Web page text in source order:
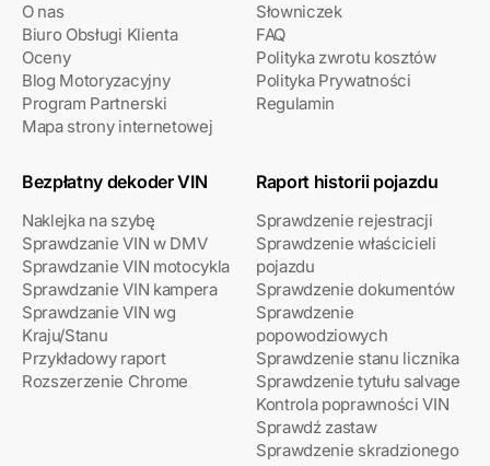
O nas
Biuro Obsługi Klienta
Oceny
Blog Motoryzacyjny
Program Partnerski
Mapa strony internetowej
Słowniczek
FAQ
Polityka zwrotu kosztów
Polityka Prywatności
Regulamin
Bezpłatny dekoder VIN
Naklejka na szybę
Sprawdzanie VIN w DMV
Sprawdzanie VIN motocykla
Sprawdzanie VIN kampera
Sprawdzanie VIN wg
Kraju/Stanu
Przykładowy raport
Rozszerzenie Chrome
Raport historii pojazdu
Sprawdzenie rejestracji
Sprawdzenie właścicieli
pojazdu
Sprawdzenie dokumentów
Sprawdzenie
popowodziowych
Sprawdzenie stanu licznika
Sprawdzenie tytułu salvage
Kontrola poprawności VIN
Sprawdź zastaw
Sprawdzenie skradzionego